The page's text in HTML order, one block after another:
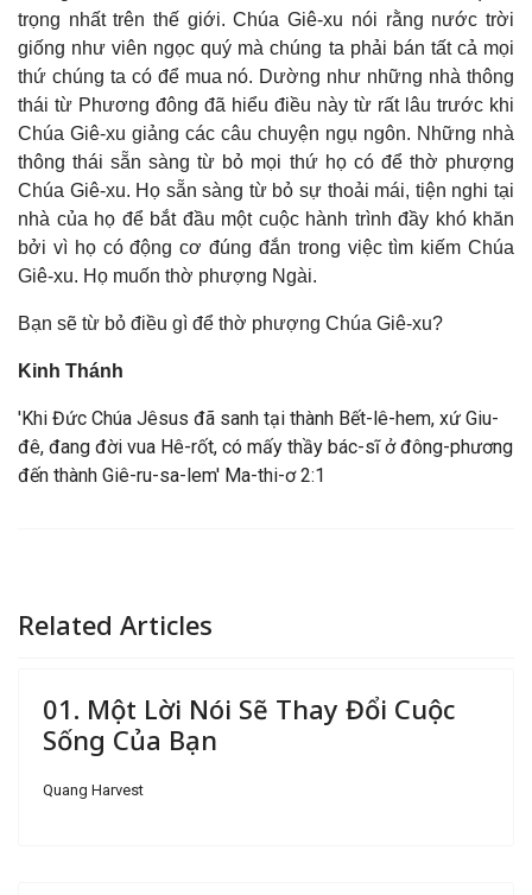
trọng nhất trên thế giới. Chúa Giê-xu nói rằng nước trời
giống như viên ngọc quý mà chúng ta phải bán tất cả mọi
thứ chúng ta có để mua nó. Dường như những nhà thông
thái từ Phương đông đã hiểu điều này từ rất lâu trước khi
Chúa Giê-xu giảng các câu chuyện ngụ ngôn. Những nhà
thông thái sẵn sàng từ bỏ mọi thứ họ có để thờ phượng
Chúa Giê-xu. Họ sẵn sàng từ bỏ sự thoải mái, tiện nghi tại
nhà của họ để bắt đầu một cuộc hành trình đầy khó khăn
bởi vì họ có động cơ đúng đắn trong việc tìm kiếm Chúa
Giê-xu. Họ muốn thờ phượng Ngài.
Bạn sẽ từ bỏ điều gì để thờ phượng Chúa Giê-xu?
Kinh Thánh
'Khi Đức Chúa Jêsus đã sanh tại thành Bết-lê-hem, xứ Giu-
đê, đang đời vua Hê-rốt, có mấy thầy bác-sĩ ở đông-phương
đến thành Giê-ru-sa-lem' Ma-thi-ơ 2:1
Related Articles
01. Một Lời Nói Sẽ Thay Đổi Cuộc
Sống Của Bạn
Quang Harvest